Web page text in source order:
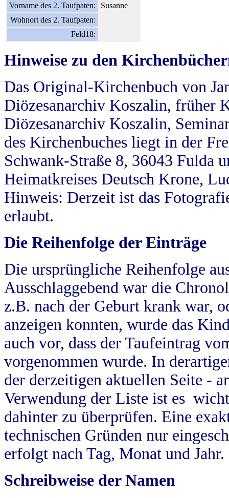
Vorname des 2. Taufpaten:
Susanne
Wohnort des 2. Taufpaten:
Feld18:
Hinweise zu den
Das Original-Kirchenbuch von
Diözesanarchiv Koszalin, früher
Diözesanarchiv Koszalin,
des Kirchenbuches liegt in der
Schwank-Straße 8, 36043 Fulda
Heimatkreises Deutsch Krone,
Hinweis: Derzeit ist das
erlaubt.
Die Reihenfolge der Einträge
Die ursprüngliche Reihenfolge
Ausschlaggebend war die
z.B. nach der Geburt krank war,
anzeigen konnten, wurde das
auch vor, dass der Taufeintrag
vorgenommen wurde. In
der derzeitigen aktuellen Seite -
Verwendung der Liste ist es
dahinter zu überprüfen. Eine
technischen Gründen nur
erfolgt nach Tag, Monat und Jahr.
Schreibweise der Namen